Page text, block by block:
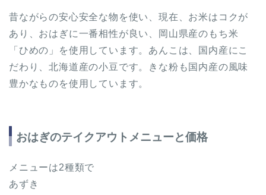
昔ながらの安心安全な物を使い、現在、お米はコクが
あり、おはぎに一番相性が良い、岡山県産のもち米
「ひめの」を使用しています。あんこは、国内産にこ
だわり、北海道産の小豆です。きな粉も国内産の風味
豊かなものを使用しています。
おはぎのテイクアウトメニューと価格
メニューは2種類で
あずき